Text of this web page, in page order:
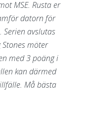
MSE. Rusta er
datorn för
avslutas
möter
med 3 poäng i
kan därmed
Må bästa